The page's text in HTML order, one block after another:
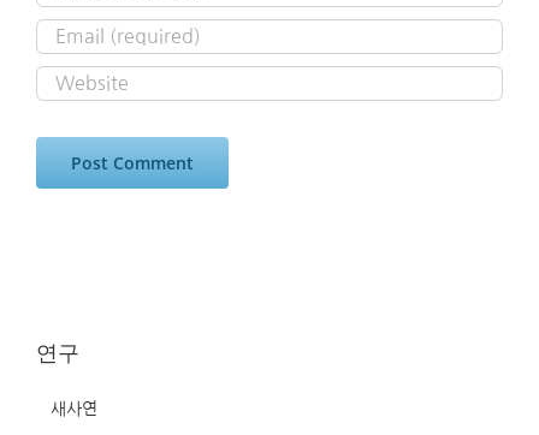
연구
새사연